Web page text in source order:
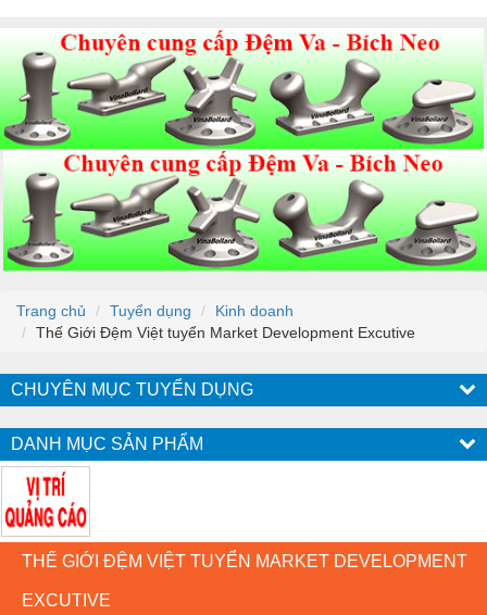
Trang chủ Tuyển dụng
Kinh doanh
Thế Giới Đệm Việt tuyển Market Development Excutive
CHUYÊN MỤC TUYỂN DỤNG
DANH MỤC SẢN PHẨM
THẾ GIỚI ĐỆM VIỆT TUYỂN MARKET DEVELOPMENT
EXCUTIVE